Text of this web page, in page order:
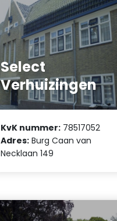
Select
Verhuizingen
KvK nummer: 78517052
Adres: Burg Caan van
Necklaan 149